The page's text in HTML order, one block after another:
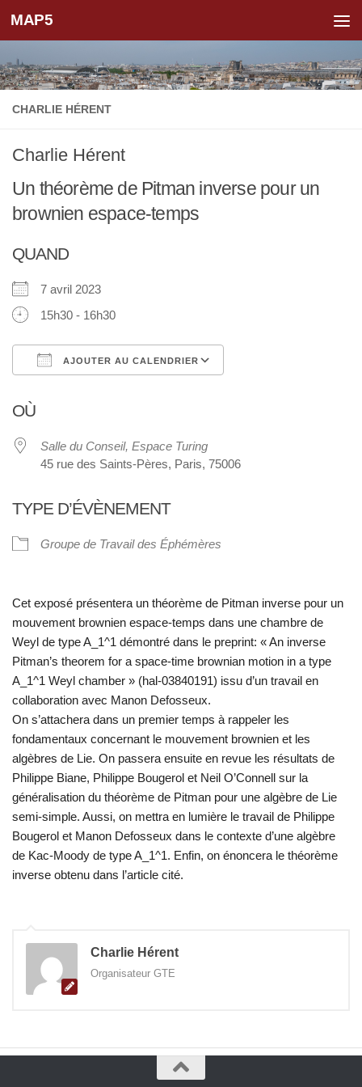
Skip to content
MAP5
CHARLIE HÉRENT
Charlie Hérent
Un théorème de Pitman inverse pour un
brownien espace-temps
QUAND
7 avril 2023
15h30 - 16h30
AJOUTER AU CALENDRIER
OÙ
Salle du Conseil, Espace Turing
45 rue des Saints-Pères, Paris, 75006
TYPE D’ÉVÈNEMENT
Groupe de Travail des Éphémères
Cet exposé présentera un théorème de Pitman inverse pour un
mouvement brownien espace-temps dans une chambre de
Weyl de type A_1^1 démontré dans le preprint: « An inverse
Pitman’s theorem for a space-time brownian motion in a type
A_1^1 Weyl chamber » (hal-03840191) issu d’un travail en
collaboration avec Manon Defosseux.
On s’attachera dans un premier temps à rappeler les
fondamentaux concernant le mouvement brownien et les
algèbres de Lie. On passera ensuite en revue les résultats de
Philippe Biane, Philippe Bougerol et Neil O’Connell sur la
généralisation du théorème de Pitman pour une algèbre de Lie
semi-simple. Aussi, on mettra en lumière le travail de Philippe
Bougerol et Manon Defosseux dans le contexte d’une algèbre
de Kac-Moody de type A_1^1. Enfin, on énoncera le théorème
inverse obtenu dans l’article cité.
Charlie Hérent
Organisateur GTE